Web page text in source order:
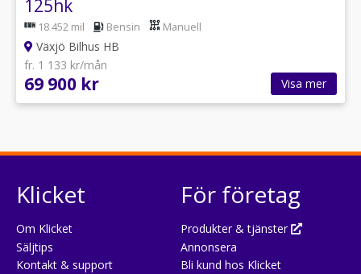
125hk
18 452 mil Bensin Manuell
Växjö Bilhus HB
fr. 1 133 kr/mån
69 900 kr Visa mer
Klicket
Om Klicket
Säljtips
Kontakt & support
För företag
Produkter & tjänster
Annonsera
Bli kund hos Klicket